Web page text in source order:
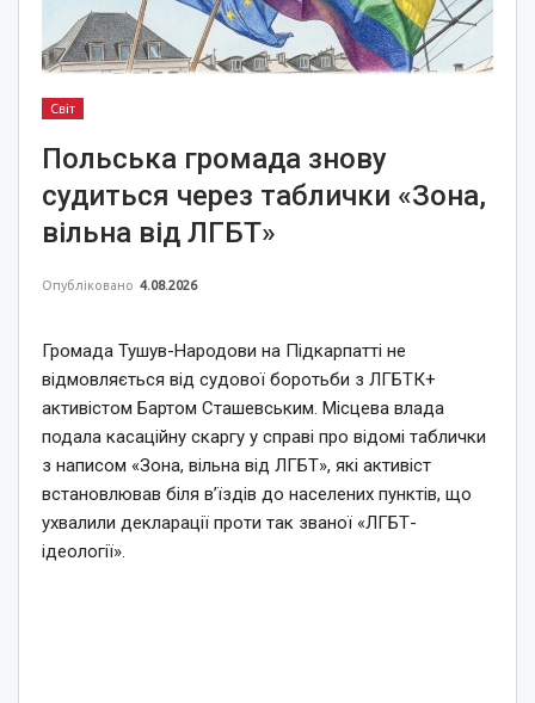
Світ
Польська громада знову
судиться через таблички «Зона,
вільна від ЛГБТ»
Опубліковано 4.08.2026
Громада Тушув-Народови на Підкарпатті не
відмовляється від судової боротьби з ЛГБТК+
активістом Бартом Сташевським. Місцева влада
подала касаційну скаргу у справі про відомі таблички
з написом «Зона, вільна від ЛГБТ», які активіст
встановлював біля в’їздів до населених пунктів, що
ухвалили декларації проти так званої «ЛГБТ-
ідеології».